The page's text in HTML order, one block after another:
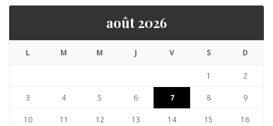
août 2026
L M M J V S D
1 2
3 4 5 6 7 8 9
10 11 12 13 14 15 16